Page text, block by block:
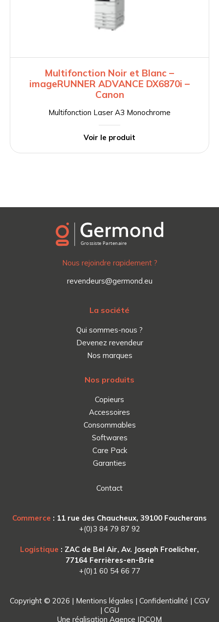
Multifonction Noir et Blanc –
imageRUNNER ADVANCE DX6870i –
Canon
Multifonction Laser A3 Monochrome
Voir le produit
Nous rejoindre rapidement ?
revendeurs@germond.eu
La société
Qui sommes-nous ?
Devenez revendeur
Nos marques
Nos produits
Copieurs
Accessoires
Consommables
Softwares
Care Pack
Garanties
Contact
Commerce : 11 rue des Chaucheux, 39100 Foucherans
+(0)3 84 79 87 92
Logistique : ZAC de Bel Air, Av. Joseph Froelicher,
77164 Ferrières-en-Brie
+(0)1 60 54 66 77
Copyright © 2026 | Mentions légales | Confidentialité | CGV
| CGU
Une réalisation Agence IDCOM